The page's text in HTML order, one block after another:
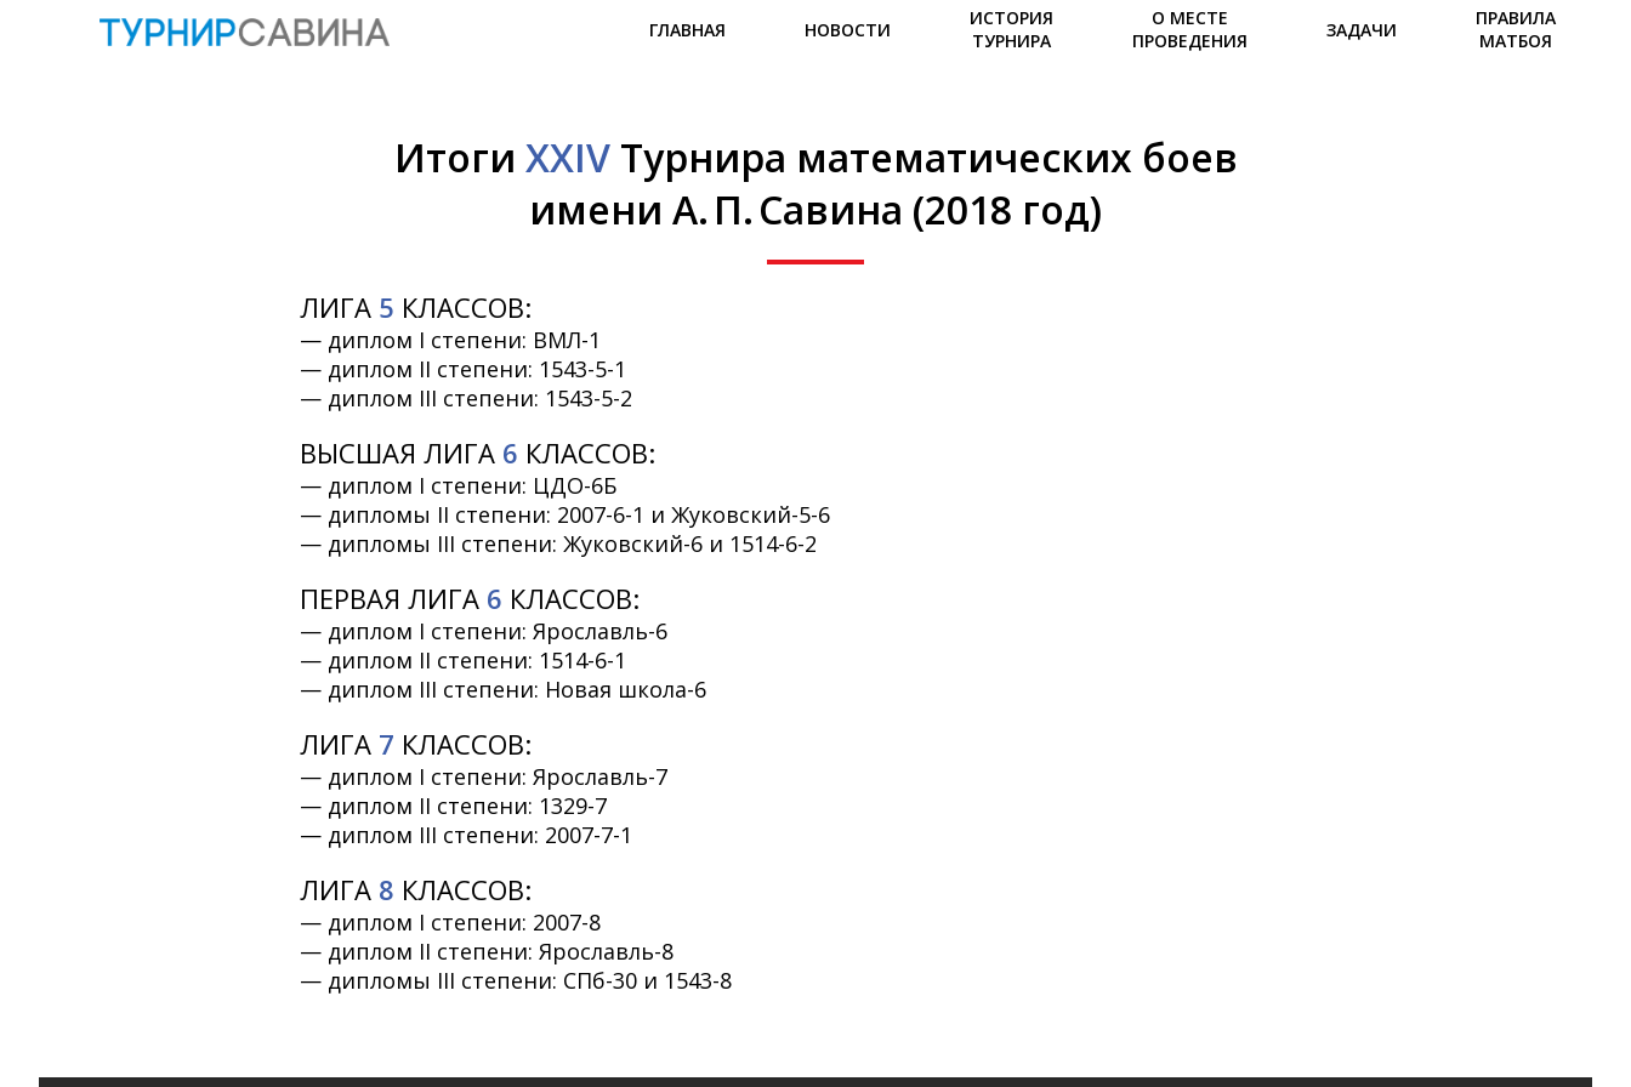
ГЛАВНАЯ НОВОСТИ
ИСТОРИЯ
ТУРНИРА
О МЕСТЕ
ПРОВЕДЕНИЯ
ЗАДАЧИ
ПРАВИЛА
МАТБОЯ
Итоги XXIVТурнира математических боев
имени А. П. Савина (2018 год)
ЛИГА 5 КЛАССОВ:
— диплом I степени: ВМЛ-1
— диплом II степени: 1543-5-1
— диплом III степени: 1543-5-2
ВЫСШАЯ ЛИГА 6 КЛАССОВ:
— диплом I степени: ЦДО-6Б
— дипломы II степени: 2007-6-1 и Жуковский-5-6
— дипломы III степени: Жуковский-6 и 1514-6-2
ПЕРВАЯ ЛИГА 6 КЛАССОВ:
— диплом I степени: Ярославль-6
— диплом II степени: 1514-6-1
— диплом III степени: Новая школа-6
ЛИГА 7 КЛАССОВ:
— диплом I степени: Ярославль-7
— диплом II степени: 1329-7
— диплом III степени: 2007-7-1
ЛИГА 8 КЛАССОВ:
— диплом I степени: 2007-8
— диплом II степени: Ярославль-8
— дипломы III степени: СПб-30 и 1543-8